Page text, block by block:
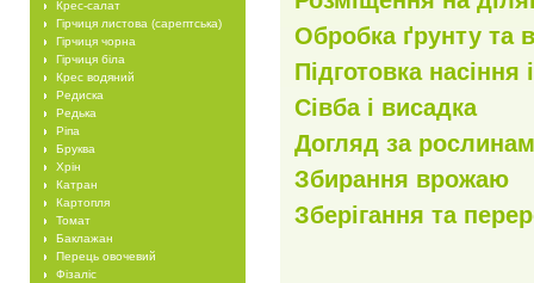
Крес-салат
Гірчиця листова (сарептська)
Гірчиця чорна
Гірчиця біла
Крес водяний
Редиска
Редька
Ріпа
Бруква
Хрін
Катран
Картопля
Томат
Баклажан
Перець овочевий
Фізаліс
Обробка ґрунту та
Підготовка
Сівба і висадка
Догляд за
Збирання врожаю
Зберігання та